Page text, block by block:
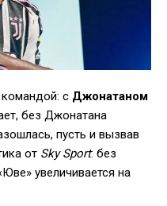
командой: с Джонатаном
без Джонатана
пусть и вызвав
от Sky Sport: без
увеличивается на